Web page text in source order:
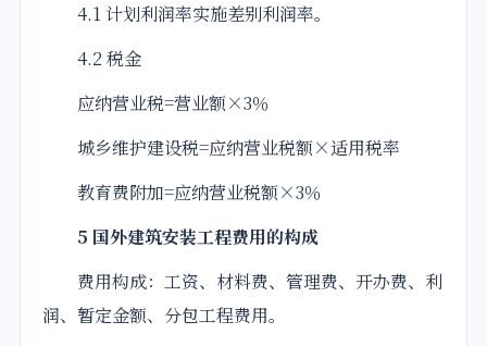
4.1 计划利润率实施差别利润率。
4.2 税金
应纳营业税=营业额×3％
城乡维护建设税=应纳营业税额×适用税率
教育费附加=应纳营业税额×3％
5 国外建筑安装工程费用的构成
费用构成：工资、材料费、管理费、开办费、利
润、暂定金额、分包工程费用。